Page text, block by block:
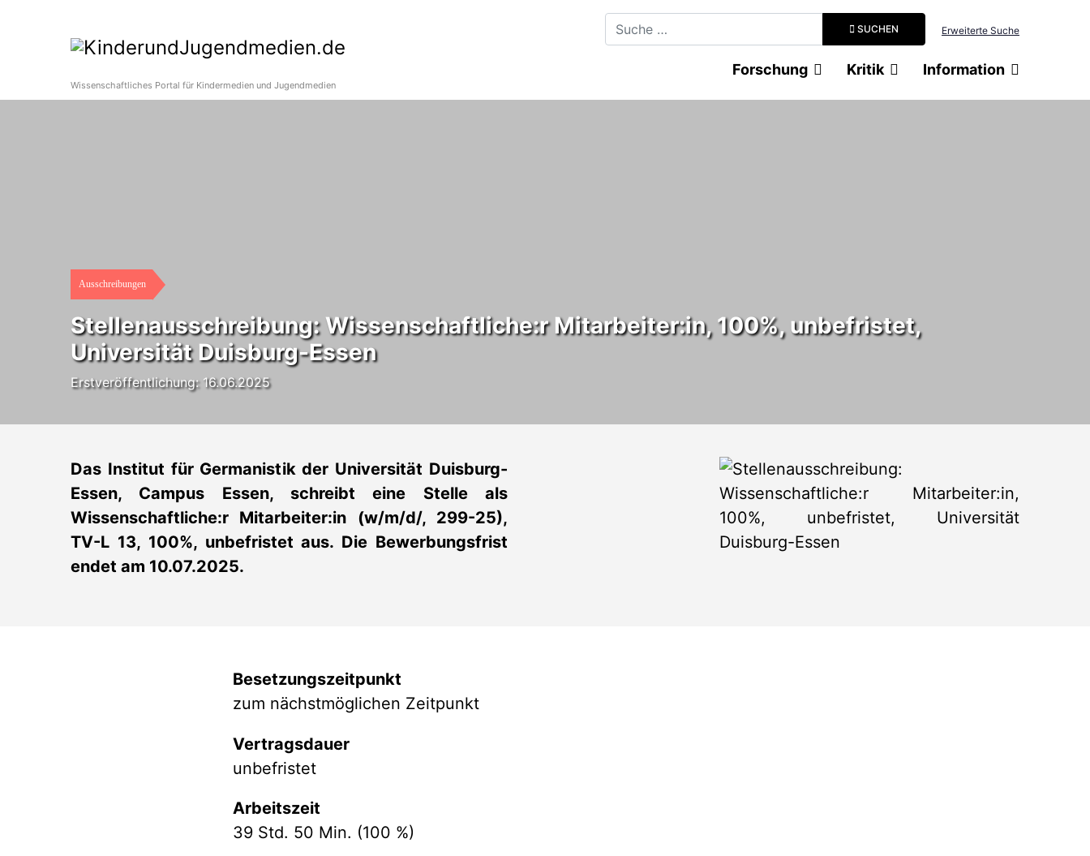
SUCHEN Erweiterte Suche
Wissenschaftliches Portal für Kindermedien und Jugendmedien
Forschung Kritik Information
Ausschreibungen
Stellenausschreibung: Wissenschaftliche:r Mitarbeiter:in, 100%, unbefristet,
Universität Duisburg-Essen
Erstveröffentlichung: 16.06.2025
Das Institut für Germanistik der Universität Duisburg-
Essen, Campus Essen, schreibt eine Stelle als
Wissenschaftliche:r Mitarbeiter:in (w/m/d/, 299-25),
TV-L 13, 100%, unbefristet aus. Die Bewerbungsfrist
endet am 10.07.2025.
Besetzungszeitpunkt
zum nächstmöglichen Zeitpunkt
Vertragsdauer
unbefristet
Arbeitszeit
39 Std. 50 Min. (100 %)